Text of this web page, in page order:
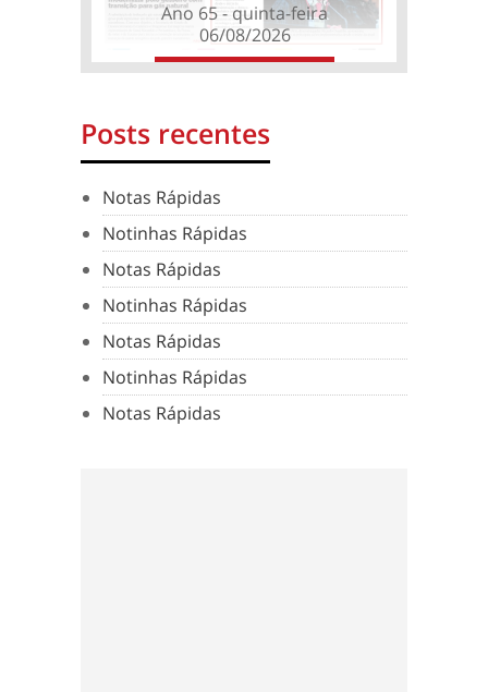
Ano 65 - quinta-feira
06/08/2026
Posts recentes
Notas Rápidas
Notinhas Rápidas
Notas Rápidas
Notinhas Rápidas
Notas Rápidas
Notinhas Rápidas
Notas Rápidas